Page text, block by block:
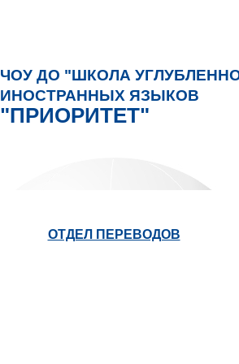
ЧОУ ДО "ШКОЛА
ИНОСТРАННЫХ ЯЗЫКОВ
"ПРИОРИТЕТ"
ОТДЕЛ ПЕРЕВОДОВ